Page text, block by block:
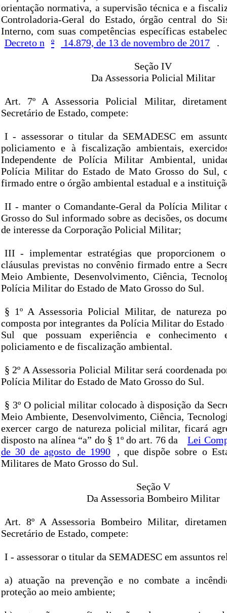
orientação normativa, a supervisão técnica e a
Controladoria-Geral do Estado, órgão central do
Interno, com suas competências específicas
Decreto n
º 14.879, de 13 de novembro de 2017 .
Seção IV
Da Assessoria Policial Militar
Art. 7º A Assessoria Policial Militar,
Secretário de Estado, compete:
I - assessorar o titular da SEMADESC em
policiamento e à fiscalização ambientais,
Independente de Polícia Militar Ambiental,
Polícia Militar do Estado de Mato Grosso do Sul,
firmado entre o órgão ambiental estadual e a
II - manter o Comandante-Geral da Polícia Militar
Grosso do Sul informado sobre as decisões, os
de interesse da Corporação Policial Militar;
III - implementar estratégias que proporcionem
cláusulas previstas no convênio firmado entre a
Meio Ambiente, Desenvolvimento, Ciência,
Polícia Militar do Estado de Mato Grosso do Sul.
§ 1º A Assessoria Policial Militar, de natureza
composta por integrantes da Polícia Militar do Estado
Sul que possuam experiência e conhecimento
policiamento e de fiscalização ambiental.
§ 2º A Assessoria Policial Militar será coordenada
Polícia Militar do Estado de Mato Grosso do Sul.
§ 3º O policial militar colocado à disposição da
Meio Ambiente, Desenvolvimento, Ciência,
exercer cargo de natureza policial militar, ficará
disposto na alínea “a” do § 1º do art. 76 da
Lei
de 30 de agosto de 1990
, que dispõe sobre o
Militares de Mato Grosso do Sul.
Seção V
Da Assessoria Bombeiro Militar
Art. 8º A Assessoria Bombeiro Militar,
Secretário de Estado, compete:
I - assessorar o titular da SEMADESC em assuntos
a) atuação na prevenção e no combate a
proteção ao meio ambiente;